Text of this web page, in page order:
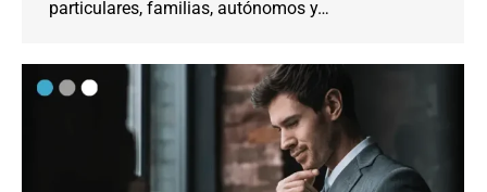
particulares, familias, autónomos y…